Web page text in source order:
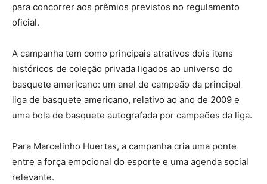
para concorrer aos prêmios previstos no regulamento
oficial.
A campanha tem como principais atrativos dois itens
históricos de coleção privada ligados ao universo do
basquete americano: um anel de campeão da principal
liga de basquete americano, relativo ao ano de 2009 e
uma bola de basquete autografada por campeões da liga.
Para Marcelinho Huertas, a campanha cria uma ponte
entre a força emocional do esporte e uma agenda social
relevante.